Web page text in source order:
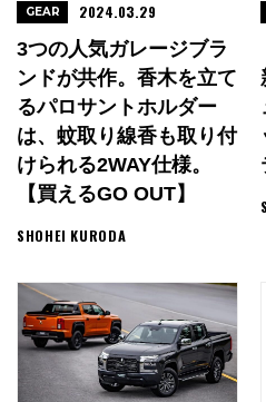
3つの人気ガレージブラ
ンドが共作。香木を立て
るパロサントホルダー
は、蚊取り線香も取り付
けられる2WAY仕様。
【買えるGO OUT】
SHOHEI KURODA
GEAR 2024.03.29